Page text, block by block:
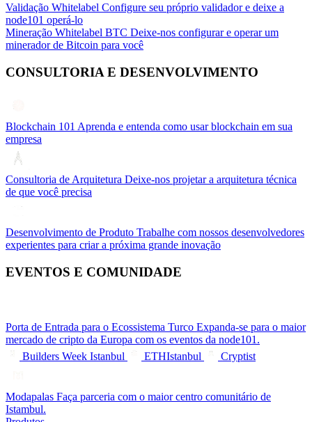
Validação Whitelabel Configure seu próprio validador e deixe a
node101 operá-lo
Mineração Whitelabel BTC Deixe-nos configurar e operar um
minerador de Bitcoin para você
CONSULTORIA E DESENVOLVIMENTO
Blockchain 101 Aprenda e entenda como usar blockchain em sua
empresa
Consultoria de Arquitetura Deixe-nos projetar a arquitetura técnica
de que você precisa
Desenvolvimento de Produto Trabalhe com nossos desenvolvedores
experientes para criar a próxima grande inovação
EVENTOS E COMUNIDADE
Porta de Entrada para o Ecossistema Turco Expanda-se para o maior
mercado de cripto da Europa com os eventos da node101.
Builders Week Istanbul
ETHIstanbul Cryptist
Modapalas Faça parceria com o maior centro comunitário de
Istambul.